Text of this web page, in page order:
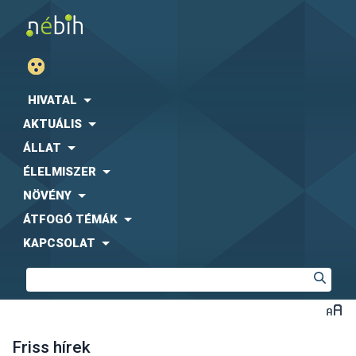
HIVATAL
AKTUÁLIS
ÁLLAT
ÉLELMISZER
NÖVÉNY
ÁTFOGÓ TÉMÁK
KAPCSOLAT
Friss hírek